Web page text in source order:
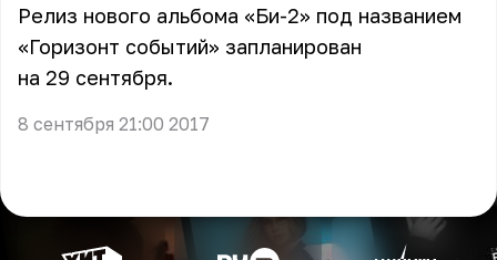
Релиз нового альбома «Би-2» под названием
«Горизонт событий» запланирован
на 29 сентября.
8 сентября 21:00 2017